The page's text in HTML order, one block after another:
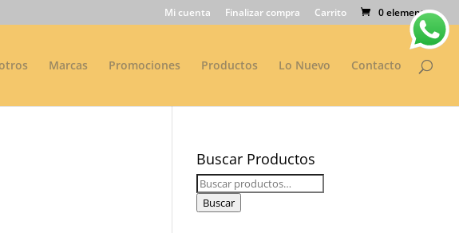
Mi cuenta Finalizar compra Carrito 0 elementos
Marcas Promociones Productos Lo Nuevo Contacto
Buscar Productos
Buscar
por:
Buscar